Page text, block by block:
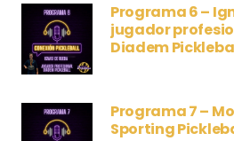
Programa 6 –
jugador
Diadem
Programa 7 –
Sporting